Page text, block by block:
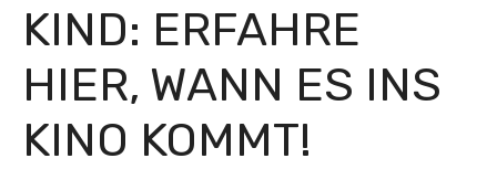
KIND: ERFAHRE
HIER, WANN ES INS
KINO KOMMT!